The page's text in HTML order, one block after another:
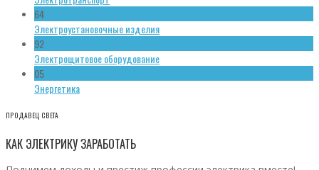
64
Электроустановочные изделия
92
Электрощитовое оборудование
05
Энергетика
ПРОДАВЕЦ СВЕТА
КАК ЭЛЕКТРИКУ ЗАРАБОТАТЬ